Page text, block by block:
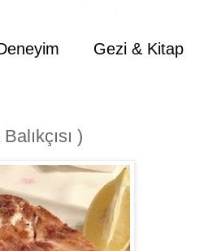
Gezi & Kitap
)